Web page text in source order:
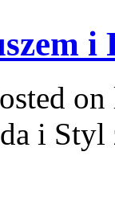
i
i Styl